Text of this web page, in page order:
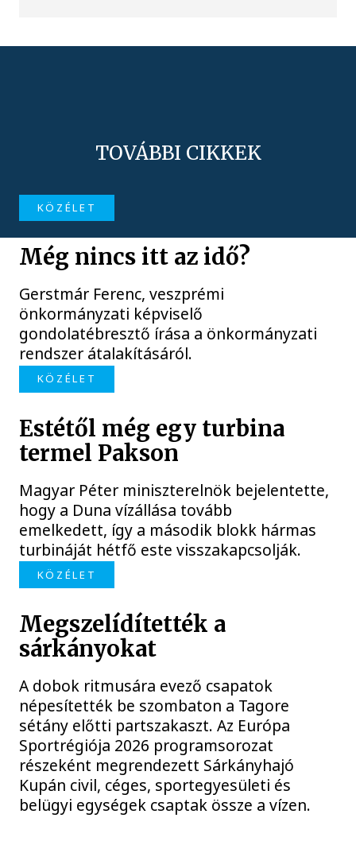
TOVÁBBI CIKKEK
KÖZÉLET
Még nincs itt az idő?
Gerstmár Ferenc, veszprémi
önkormányzati képviselő
gondolatébresztő írása a önkormányzati
rendszer átalakításáról.
KÖZÉLET
Estétől még egy turbina
termel Pakson
Magyar Péter miniszterelnök bejelentette,
hogy a Duna vízállása tovább
emelkedett, így a második blokk hármas
turbináját hétfő este visszakapcsolják.
KÖZÉLET
Megszelídítették a
sárkányokat
A dobok ritmusára evező csapatok
népesítették be szombaton a Tagore
sétány előtti partszakaszt. Az Európa
Sportrégiója 2026 programsorozat
részeként megrendezett Sárkányhajó
Kupán civil, céges, sportegyesületi és
belügyi egységek csaptak össze a vízen.